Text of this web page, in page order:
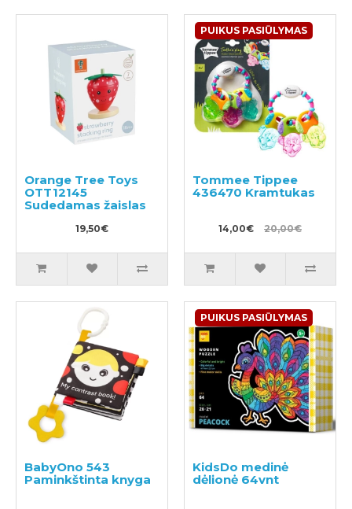
Orange Tree Toys
OTT12145
Sudedamas žaislas
19,50€
PUIKUS PASIŪLYMAS
Tommee Tippee
436470 Kramtukas
14,00€ 20,00€
BabyOno 543
Paminkštinta knyga
PUIKUS PASIŪLYMAS
KidsDo medinė
dėlionė 64vnt